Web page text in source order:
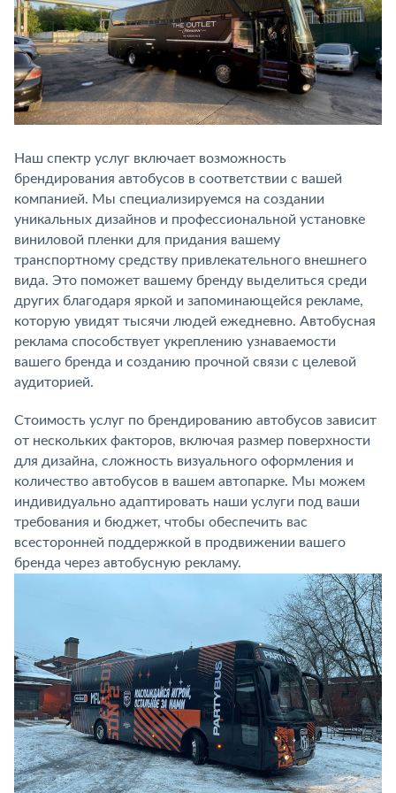
Наш спектр услуг включает возможность
брендирования автобусов в соответствии с вашей
компанией. Мы специализируемся на создании
уникальных дизайнов и профессиональной установке
виниловой пленки для придания вашему
транспортному средству привлекательного внешнего
вида. Это поможет вашему бренду выделиться среди
других благодаря яркой и запоминающейся рекламе,
которую увидят тысячи людей ежедневно. Автобусная
реклама способствует укреплению узнаваемости
вашего бренда и созданию прочной связи с целевой
аудиторией.
Стоимость услуг по брендированию автобусов зависит
от нескольких факторов, включая размер поверхности
для дизайна, сложность визуального оформления и
количество автобусов в вашем автопарке. Мы можем
индивидуально адаптировать наши услуги под ваши
требования и бюджет, чтобы обеспечить вас
всесторонней поддержкой в продвижении вашего
бренда через автобусную рекламу.